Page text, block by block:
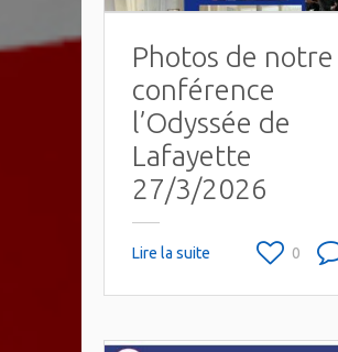
Photos de notre
conférence
l’Odyssée de
Lafayette
27/3/2026
Lire la suite 0